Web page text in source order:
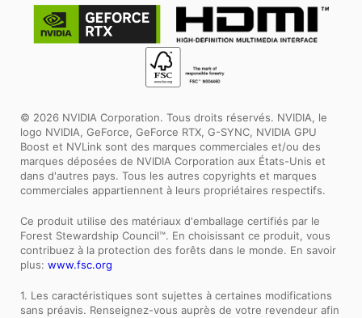
© 2026 NVIDIA Corporation. Tous droits réservés. NVIDIA, le
logo NVIDIA, GeForce, GeForce RTX, G-SYNC, NVIDIA GPU
Boost et NVLink sont des marques commerciales et/ou des
marques déposées de NVIDIA Corporation aux États-Unis et
dans d'autres pays. Tous les autres copyrights et marques
commerciales appartiennent à leurs propriétaires respectifs.
Ce produit utilise des matériaux d'emballage certifiés par le
Forest Stewardship Council™. En choisissant ce produit, vous
contribuez à la protection des forêts dans le monde. En savoir
plus: www.fsc.org
1. Les caractéristiques sont sujettes à certaines modifications
sans préavis. Renseignez-vous auprès de votre revendeur afin